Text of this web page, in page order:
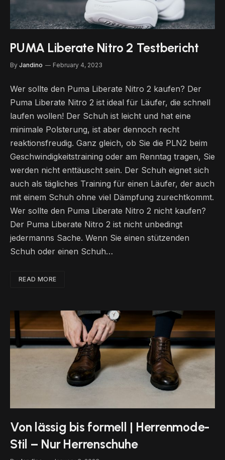
PUMA Liberate Nitro 2 Testbericht
By Jandino February 4, 2023
Wer sollte den Puma Liberate Nitro 2 kaufen? Der
Puma Liberate Nitro 2 ist ideal für Läufer, die schnell
laufen wollen! Der Schuh ist leicht und hat eine
minimale Polsterung, ist aber dennoch recht
reaktionsfreudig. Ganz gleich, ob Sie die PLN2 beim
Geschwindigkeitstraining oder am Renntag tragen, Sie
werden nicht enttäuscht sein. Der Schuh eignet sich
auch als tägliches Training für einen Läufer, der auch
mit einem Schuh ohne viel Dämpfung zurechtkommt.
Wer sollte den Puma Liberate Nitro 2 nicht kaufen?
Der Puma Liberate Nitro 2 ist nicht unbedingt
jedermanns Sache. Wenn Sie einen stützenden
Schuh oder einen Schuh…
READ MORE
Von lässig bis formell | Herrenmode-
Stil – Nur Herrenschuhe